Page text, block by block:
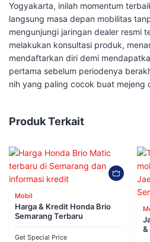
Yogyakarta, inilah momentum
langsung masa depan mobilitas
mengunjungi jaringan dealer resmi
melakukan konsultasi produk,
mendaftarkan diri demi
pertama sebelum periodenya
nih yang paling cocok buat mejeng
Produk Terkait
Mobil
Harga & Kredit Honda Brio
Semarang Terbaru
Get Special Price
&